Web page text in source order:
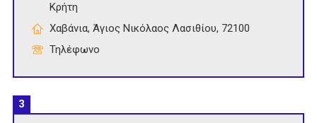
Κρήτη
Χαβάνια, Άγιος Νικόλαος Λασιθίου, 72100
Τηλέφωνο
3